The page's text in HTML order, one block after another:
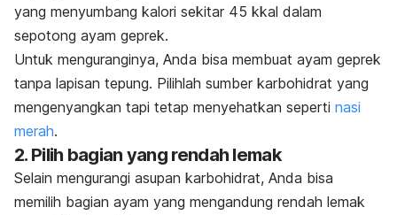
yang menyumbang kalori sekitar 45 kkal dalam
sepotong ayam geprek.
Untuk menguranginya, Anda bisa membuat ayam geprek
tanpa lapisan tepung. Pilihlah sumber karbohidrat yang
mengenyangkan tapi tetap menyehatkan seperti nasi
merah.
2. Pilih bagian yang rendah lemak
Selain mengurangi asupan karbohidrat, Anda bisa
memilih bagian ayam yang mengandung rendah lemak